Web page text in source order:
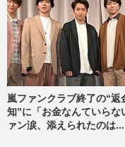
嵐ファンクラブ終了の“返
知”に「お金なんていらな
ァン涙、添えられたのは...